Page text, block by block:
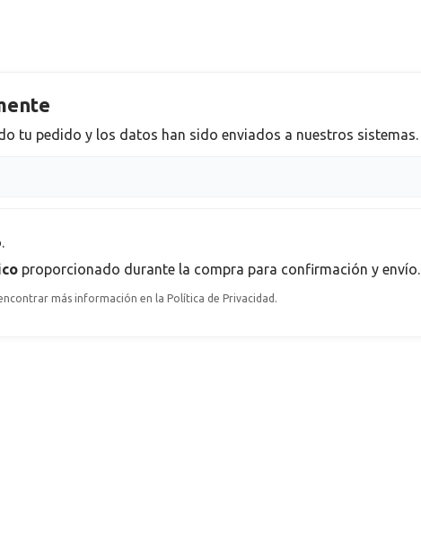
tu pedido y los datos han sido enviados a nuestros sistemas.
proporcionado durante la compra para confirmación y envío.
más información en la Política de Privacidad.